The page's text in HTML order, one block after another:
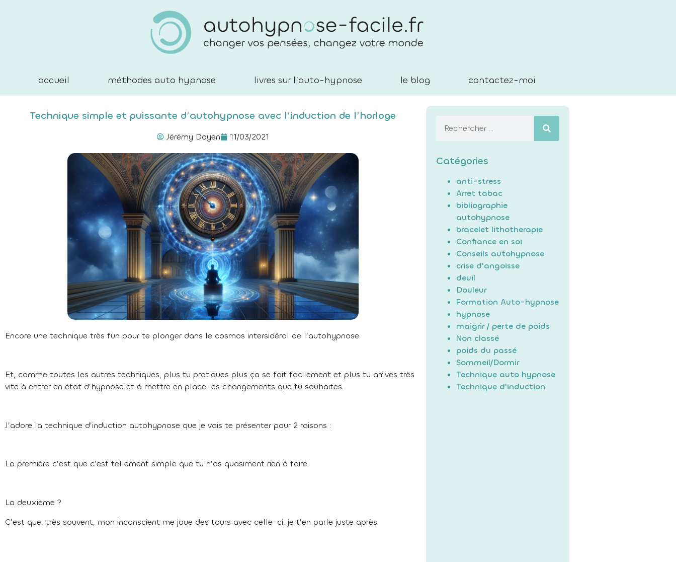
accueil méthodes auto hypnose livres sur l’auto-hypnose le blog contactez-moi
Technique simple et puissante d’autohypnose avec l’induction de l’horloge
Jérémy Doyen 11/03/2021
Encore une technique très fun pour te plonger dans le cosmos intersidéral de l’autohypnose.
Et, comme toutes les autres techniques, plus tu pratiques plus ça se fait facilement et plus tu arrives très
vite à entrer en état d’hypnose et à mettre en place les changements que tu souhaites.
J’adore la technique d’induction autohypnose que je vais te présenter pour 2 raisons :
La première c’est que c’est tellement simple que tu n’as quasiment rien à faire.
La deuxième ?
C’est que, très souvent, mon inconscient me joue des tours avec celle-ci, je t’en parle juste après.
Catégories
anti-stress
Arret tabac
bibliographie
autohypnose
bracelet lithotherapie
Confiance en soi
Conseils autohypnose
crise d'angoisse
deuil
Douleur
Formation Auto-hypnose
hypnose
maigrir / perte de poids
Non classé
poids du passé
Sommeil/Dormir
Technique auto hypnose
Technique d'induction